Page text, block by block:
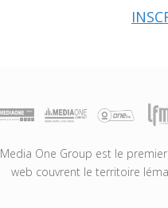
Media One Group est le
web couvrent le territoire